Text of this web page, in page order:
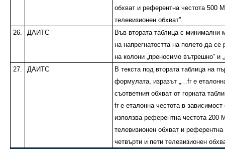
обхват и референтна честота 500
телевизионен обхват”.
26.
ДАИТС
Във втората таблица с минимални
на напрегнатостта на полето да се
на колони „преносимо вътрешно” и
27.
ДАИТС
В текста под втората таблица на
формулата, изразът „…fr е
съответния обхват от горната
fr е еталонна честота в
използва референтна честота 200
телевизионен обхват и
четвърти и пети телевизионен